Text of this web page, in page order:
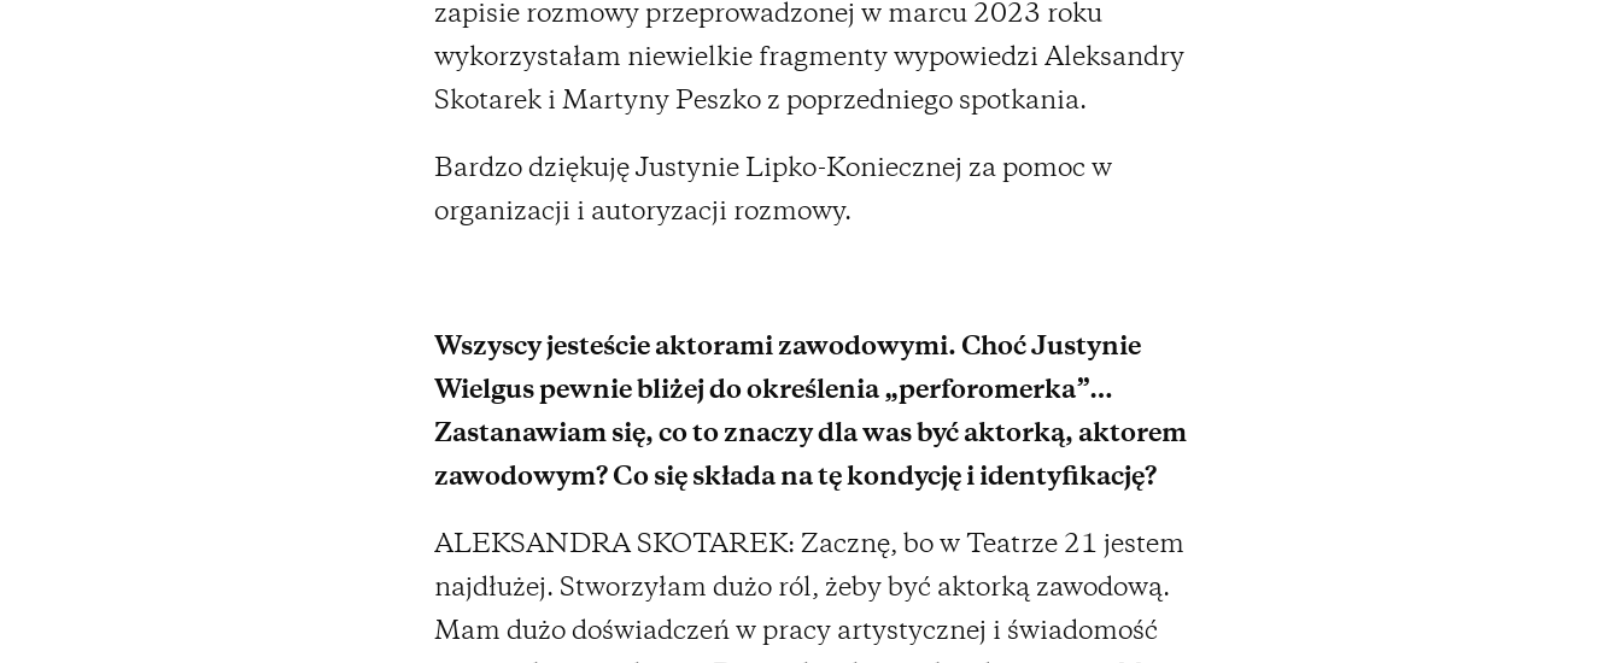
zapisie rozmowy przeprowadzonej w marcu 2023 roku
wykorzystałam niewielkie fragmenty wypowiedzi Aleksandry
Skotarek i Martyny Peszko z poprzedniego spotkania.
Bardzo dziękuję Justynie Lipko-Koniecznej za pomoc w
organizacji i autoryzacji rozmowy.
Wszyscy jesteście aktorami zawodowymi. Choć Justynie
Wielgus pewnie bliżej do określenia „perforomerka”…
Zastanawiam się, co to znaczy dla was być aktorką, aktorem
zawodowym? Co się składa na tę kondycję i identyfikację?
ALEKSANDRA SKOTAREK: Zacznę, bo w Teatrze 21 jestem
najdłużej. Stworzyłam dużo ról, żeby być aktorką zawodową.
Mam dużo doświadczeń w pracy artystycznej i świadomość